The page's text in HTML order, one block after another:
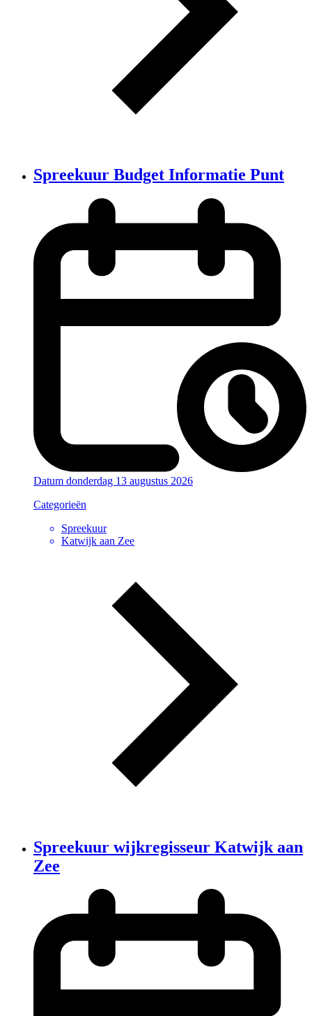
Spreekuur Budget Informatie Punt
Datum donderdag 13 augustus 2026
Categorieën
Spreekuur
Katwijk aan Zee
Spreekuur wijkregisseur Katwijk aan
Zee